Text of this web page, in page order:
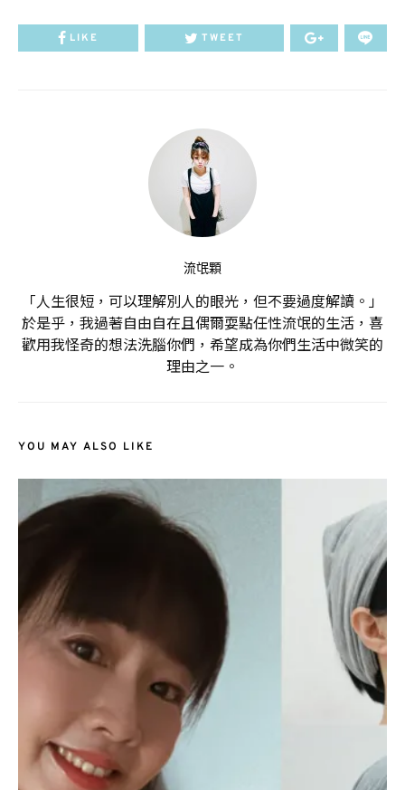
LIKE TWEET
流氓顆
「人生很短，可以理解別人的眼光，但不要過度解讀。」
於是乎，我過著自由自在且偶爾耍點任性流氓的生活，喜
歡用我怪奇的想法洗腦你們，希望成為你們生活中微笑的
理由之一。
YOU MAY ALSO LIKE